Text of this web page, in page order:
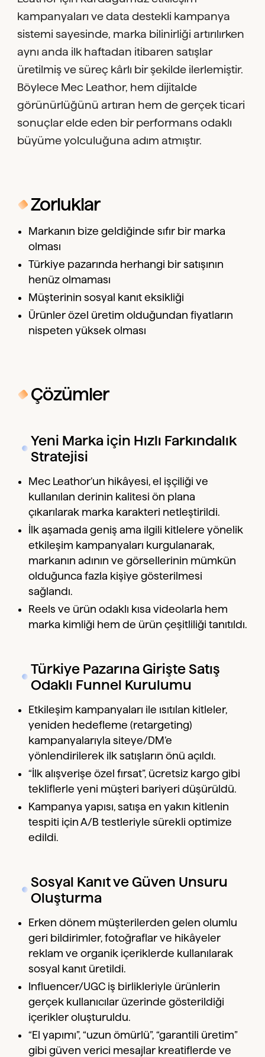
kampanyaları ve data destekli kampanya
sistemi sayesinde, marka bilinirliği artırılırken
aynı anda ilk haftadan itibaren satışlar
üretilmiş ve süreç kârlı bir şekilde ilerlemiştir.
Böylece Mec Leathor, hem dijitalde
görünürlüğünü artıran hem de gerçek ticari
sonuçlar elde eden bir performans odaklı
büyüme yolculuğuna adım atmıştır.
Zorluklar
Markanın bize geldiğinde sıfır bir marka
olması
Türkiye pazarında herhangi bir satışının
henüz olmaması
Müşterinin sosyal kanıt eksikliği
Ürünler özel üretim olduğundan fiyatların
nispeten yüksek olması
Çözümler
Yeni Marka için Hızlı Farkındalık
Stratejisi
Mec Leathor’un hikâyesi, el işçiliği ve
kullanılan derinin kalitesi ön plana
çıkarılarak marka karakteri netleştirildi.
İlk aşamada geniş ama ilgili kitlelere yönelik
etkileşim kampanyaları kurgulanarak,
markanın adının ve görsellerinin mümkün
olduğunca fazla kişiye gösterilmesi
sağlandı.
Reels ve ürün odaklı kısa videolarla hem
marka kimliği hem de ürün çeşitliliği tanıtıldı.
Türkiye Pazarına Girişte Satış
Odaklı Funnel Kurulumu
Etkileşim kampanyaları ile ısıtılan kitleler,
yeniden hedefleme (retargeting)
kampanyalarıyla siteye/DM’e
yönlendirilerek ilk satışların önü açıldı.
“İlk alışverişe özel fırsat”, ücretsiz kargo gibi
tekliflerle yeni müşteri bariyeri düşürüldü.
Kampanya yapısı, satışa en yakın kitlenin
tespiti için A/B testleriyle sürekli optimize
edildi.
Sosyal Kanıt ve Güven Unsuru
Oluşturma
Erken dönem müşterilerden gelen olumlu
geri bildirimler, fotoğraflar ve hikâyeler
reklam ve organik içeriklerde kullanılarak
sosyal kanıt üretildi.
Influencer/UGC iş birlikleriyle ürünlerin
gerçek kullanıcılar üzerinde gösterildiği
içerikler oluşturuldu.
“El yapımı”, “uzun ömürlü”, “garantili üretim”
gibi güven verici mesajlar kreatiflerde ve